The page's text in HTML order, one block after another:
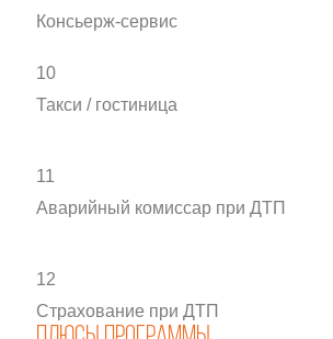
Консьерж-сервис
10
Такси / гостиница
11
Аварийный комиссар при ДТП
12
Страхование при ДТП